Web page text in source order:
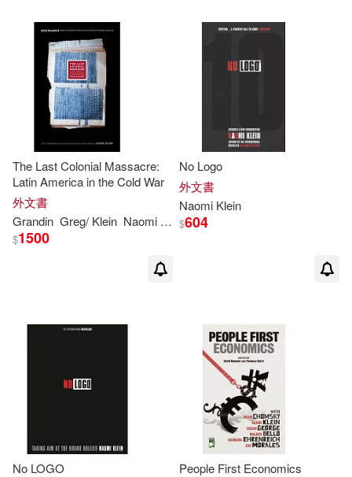
The Last Colonial Massacre:
Latin America in the Cold War
外文書
Grandin Greg/ Klein Naomi
$1500
No Logo
外文書
Naomi Klein
$604
No LOGO
People First Economics